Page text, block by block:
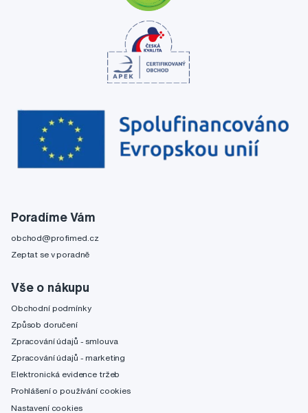
Poradíme Vám
obchod@profimed.cz
Zeptat se v poradně
Vše o nákupu
Obchodní podmínky
Způsob doručení
Zpracování údajů - smlouva
Zpracování údajů - marketing
Elektronická evidence tržeb
Prohlášení o používání cookies
Nastavení cookies